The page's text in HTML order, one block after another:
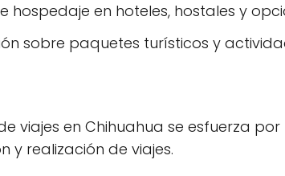
hospedaje en hoteles, hostales y
sobre paquetes turísticos y
viajes en Chihuahua se esfuerza
y realización de viajes.